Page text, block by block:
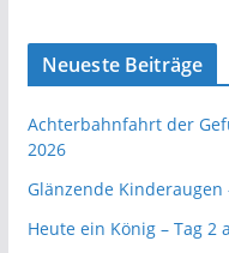
Neueste Beiträge
Achterbahnfahrt der
2026
Glänzende Kinderaugen
Heute ein König – Tag 2